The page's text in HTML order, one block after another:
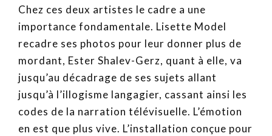
Chez ces deux artistes le cadre a une
importance fondamentale. Lisette Model
recadre ses photos pour leur donner plus de
mordant, Ester Shalev-Gerz, quant à elle, va
jusqu’au décadrage de ses sujets allant
jusqu’à l’illogisme langagier, cassant ainsi les
codes de la narration télévisuelle. L’émotion
en est que plus vive. L’installation conçue pour